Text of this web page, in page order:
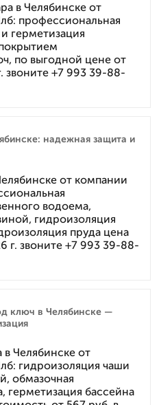
в Челябинске от
профессиональная
герметизация
по выгодной цене от
звоните +7 993 39-88-
надежная защита и
от компании
водоема,
гидроизоляция
пруда цена
г. звоните +7 993 39-88-
ключ в Челябинске —
в Челябинске от
гидроизоляция чаши
обмазочная
герметизация бассейна